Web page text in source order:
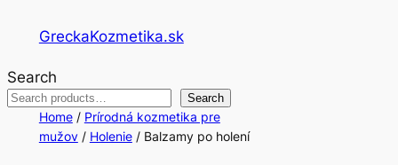
GreckaKozmetika.sk
Search
Search
Home/ Prírodná kozmetika pre
mužov/ Holenie/ Balzamy po holení